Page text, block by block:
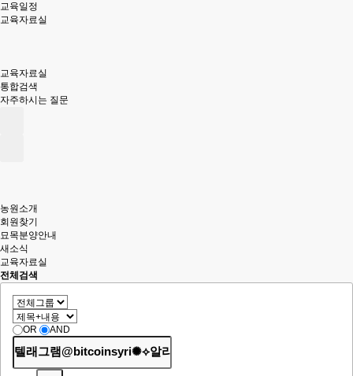
교육일정
교육자료실
교육자료실
통합검색
자주하시는 질문
농원소개
회원찾기
묘목분양안내
새소식
교육자료실
전체검색
OR AND